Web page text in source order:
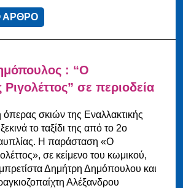
ΑΡΘΡΟ
: “Ο
σε περιοδεία
σκιών της Εναλλακτικής
το ταξίδι της από το 2ο
Η παράσταση «Ο
σε κείμενο του κωμικού,
Δημήτρη Δημόπουλου και
Αλέξανδρου